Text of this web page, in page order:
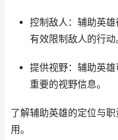
控制敌人：辅助英
有效限制敌人的行动
提供视野：辅助英
重要的视野信息。
了解辅助英雄的定位与
用。